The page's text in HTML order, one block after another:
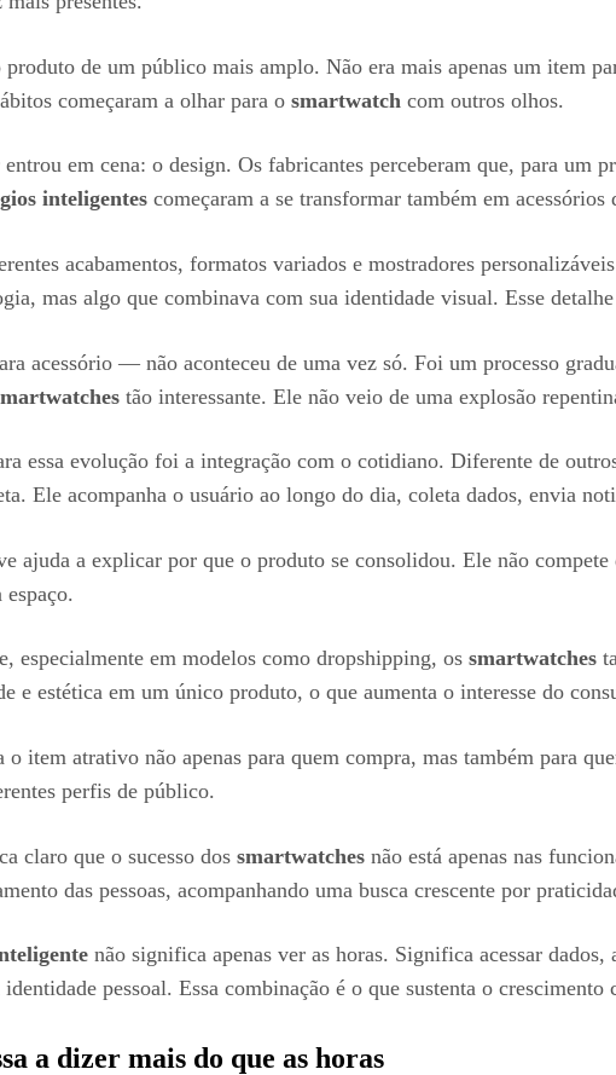
de um público mais amplo. Não era mais apenas um item
começaram a olhar para o smartwatch com outros olhos.
em cena: o design. Os fabricantes perceberam que, para um
inteligentes começaram a se transformar também em acessórios
acabamentos, formatos variados e mostradores
mas algo que combinava com sua identidade visual. Esse
acessório — não aconteceu de uma vez só. Foi um processo
tão interessante. Ele não veio de uma explosão
essa evolução foi a integração com o cotidiano. Diferente de
Ele acompanha o usuário ao longo do dia, coleta dados, envia
ajuda a explicar por que o produto se consolidou. Ele não
especialmente em modelos como dropshipping, os smartwatches
e estética em um único produto, o que aumenta o interesse do
o item atrativo não apenas para quem compra, mas também para
perfis de público.
claro que o sucesso dos smartwatches não está apenas nas
das pessoas, acompanhando uma busca crescente por
não significa apenas ver as horas. Significa acessar
pessoal. Essa combinação é o que sustenta o
a dizer mais do que as horas